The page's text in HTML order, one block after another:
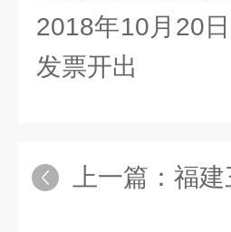
2018年10月20
发票开出
上一篇： 福建